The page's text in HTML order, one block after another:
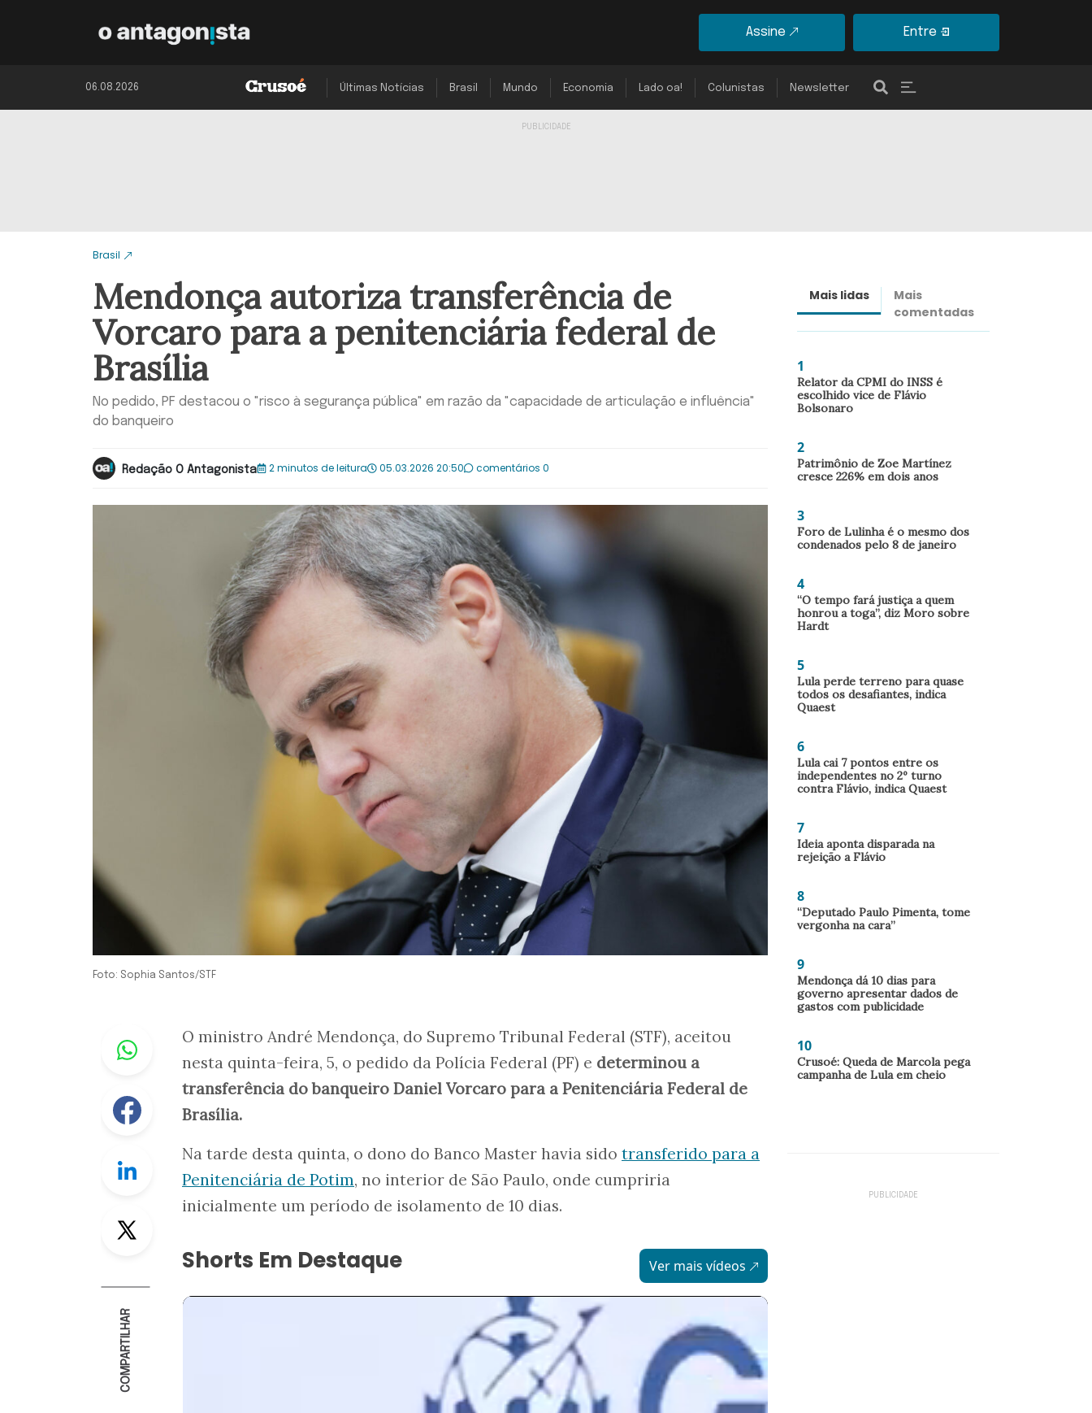
Assine Entre
06.08.2026 Últimas Notícias Brasil Mundo Economia Lado oa! Colunistas Newsletter
Brasil
Mendonça autoriza transferência de
Vorcaro para a penitenciária federal de
Brasília
No pedido, PF destacou o "risco à segurança pública" em razão da "capacidade de articulação e influência"
do banqueiro
Redação O Antagonista 2 minutos de leitura 05.03.2026 20:50 comentários 0
Foto: Sophia Santos/STF
Whastapp
Facebook
Linkedin
Twitter
COMPARTILHAR
O ministro André Mendonça, do Supremo Tribunal Federal (STF), aceitou
nesta quinta-feira, 5, o pedido da Polícia Federal (PF) e determinou a
transferência do banqueiro Daniel Vorcaro para a Penitenciária Federal de
Brasília.
Na tarde desta quinta, o dono do Banco Master havia sido transferido para a
Penitenciária de Potim, no interior de São Paulo, onde cumpriria
inicialmente um período de isolamento de 10 dias.
Shorts Em Destaque Ver mais vídeos
Mais lidas
Mais
comentadas
1
Relator da CPMI do INSS é
escolhido vice de Flávio
Bolsonaro
2
Patrimônio de Zoe Martínez
cresce 226% em dois anos
3
Foro de Lulinha é o mesmo dos
condenados pelo 8 de janeiro
4
“O tempo fará justiça a quem
honrou a toga”, diz Moro sobre
Hardt
5
Lula perde terreno para quase
todos os desafiantes, indica
Quaest
6
Lula cai 7 pontos entre os
independentes no 2º turno
contra Flávio, indica Quaest
7
Ideia aponta disparada na
rejeição a Flávio
8
“Deputado Paulo Pimenta, tome
vergonha na cara”
9
Mendonça dá 10 dias para
governo apresentar dados de
gastos com publicidade
10
Crusoé: Queda de Marcola pega
campanha de Lula em cheio